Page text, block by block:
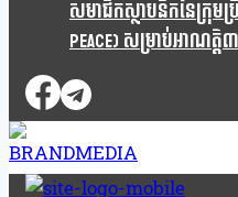
សមាជិកស្ថាបនិកនៃក្រុមប្
Peace) សម្រាប់អាណត្តិ៣